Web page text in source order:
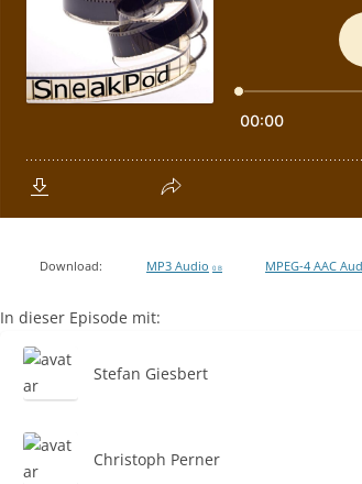
Download: MP3 Audio 0 B MPEG-4 AAC
In dieser Episode mit:
Stefan Giesbert
Christoph Perner